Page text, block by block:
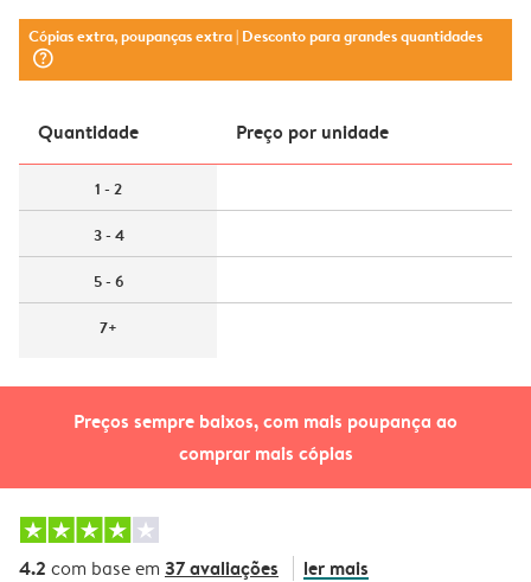
Preços sempre baixos, com mais poupança ao
comprar mais cópias
Cópias extra, poupanças extra| Desconto para grandes quantidades
question_mark_circle
Quantidade Preço por unidade
1 - 2
3 - 4
5 - 6
7+
4.2 com base em 37 avaliações ler mais